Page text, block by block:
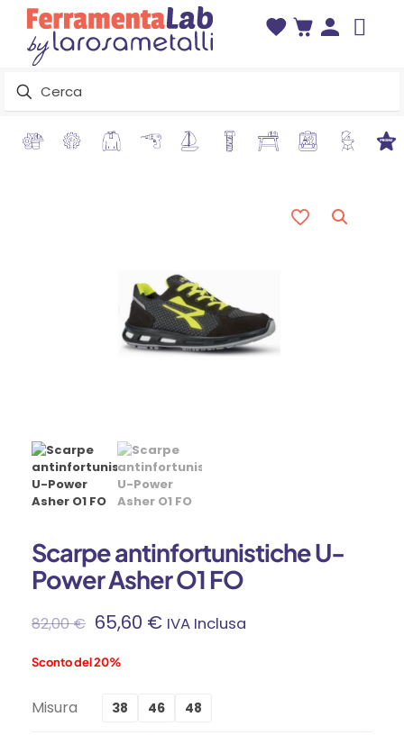
Scarpe antinfortunistiche U-
Power Asher O1 FO
82,00€ 65,60 € IVA Inclusa
Sconto del 20%
Misura 38 46 48